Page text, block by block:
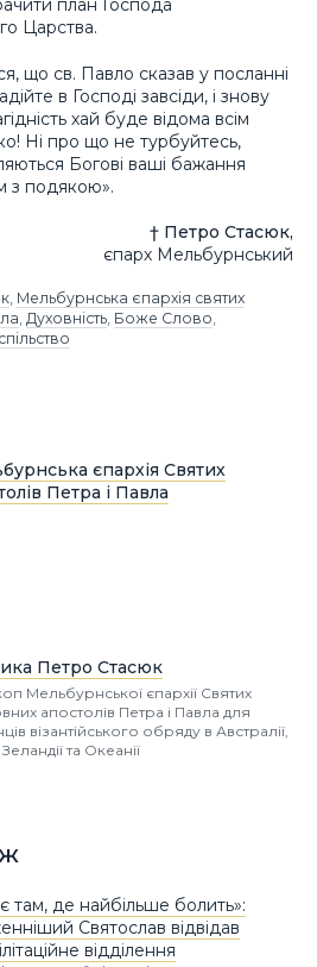
план Господа
Царства.
що св. Павло сказав у посланні
в Господі завсіди, і знову
хай буде відома всім
Ні про що не турбуйтесь,
Богові ваші бажання
з подякою».
† Петро Стасюк,
єпарх Мельбурнський
Мельбурнська єпархія святих
Духовність Боже Слово
єпархія Святих
Петра і Павла
Петро Стасюк
Мельбурнської єпархії Святих
апостолів Петра і Павла для
візантійського обряду в Австралії,
та Океанії
там, де найбільше болить»:
Святослав відвідав
відділення